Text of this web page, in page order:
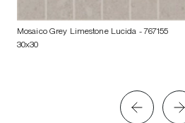
Mosaico Grey Limestone Lucida - 767155
30x30